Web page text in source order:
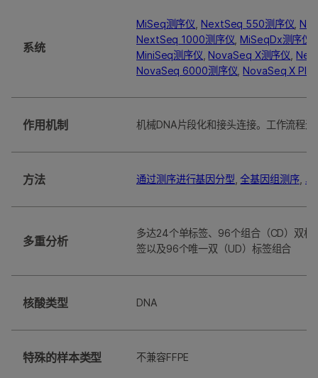
系统
MiSeq测序仪 ,NextSeq 550测序仪 ,
NextSeq 1000测序仪 ,MiSeqDx测序仪
MiniSeq测序仪 ,NovaSeq X测序仪 ,
NovaSeq 6000测序仪 ,NovaSeq X
作用机制 机械DNA片段化和接头连接。工作流程无
方法 通过测序进行基因分型 ,全基因组测序 ,鸟
多重分析
多达24个单标签、96个组合（CD）双标
签以及96个唯一双（UD）标签组合
核酸类型 DNA
特殊的样本类型 不兼容FFPE